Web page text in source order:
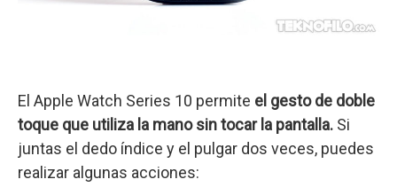
El Apple Watch Series 10 permite el gesto de doble
toque que utiliza la mano sin tocar la pantalla. Si
juntas el dedo índice y el pulgar dos veces, puedes
realizar algunas acciones: